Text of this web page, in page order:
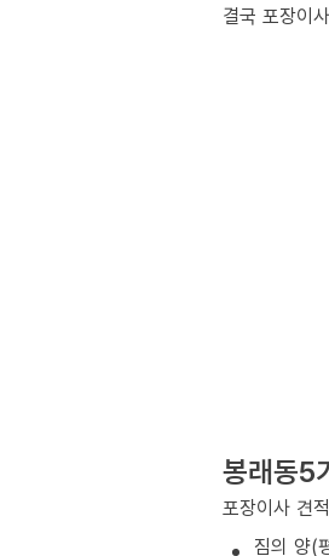
결국 포장이
봉래동5
포장이사 견
짐의 양(